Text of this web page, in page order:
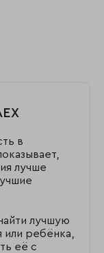
в
лучше
лучшую
ребёнка,
её с